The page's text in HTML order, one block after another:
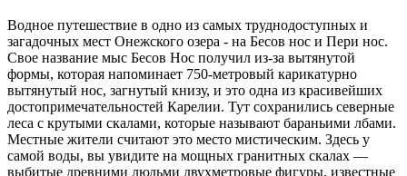
Водное путешествие в одно из самых труднодоступных и
загадочных мест Онежского озера - на Бесов нос и Пери нос.
Свое название мыс Бесов Нос получил из-за вытянутой
формы, которая напоминает 750-метровый карикатурно
вытянутый нос, загнутый книзу, и это одна из красивейших
достопримечательностей Карелии. Тут сохранились северные
леса с крутыми скалами, которые называют бараньими лбами.
Местные жители считают это место мистическим. Здесь у
самой воды, вы увидите на мощных гранитных скалах —
выбитые древними людьми двухметровые фигуры, известные